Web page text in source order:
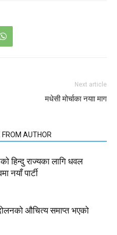
Next article
मधेसी मोर्चाका नयाा माग
FROM AUTHOR
हिन्दु राज्यका लागि धवल
नयाँ पार्टी
औचित्य समाप्त भएको